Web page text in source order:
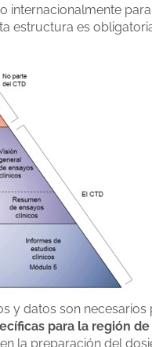
estructura es
datos son necesarios
para la región
la preparación del